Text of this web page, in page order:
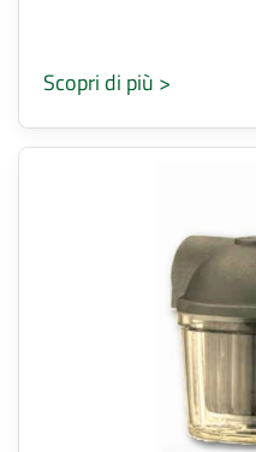
Scopri di più >